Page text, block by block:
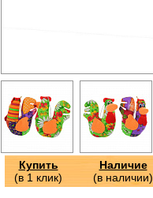
Купить
(в 1 клик)
Наличие
(в наличии)